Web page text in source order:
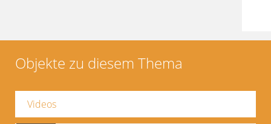
Objekte zu diesem Thema
Videos